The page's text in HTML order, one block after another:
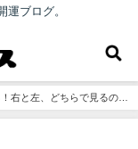
ブログ。
右と左、どちらで見るのが